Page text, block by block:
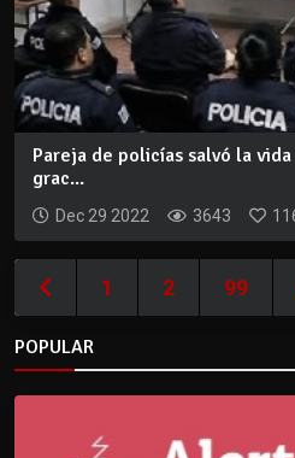
Pareja de policías salvó la
grac...
Dec 29 2022 3643
1 2 99
POPULAR